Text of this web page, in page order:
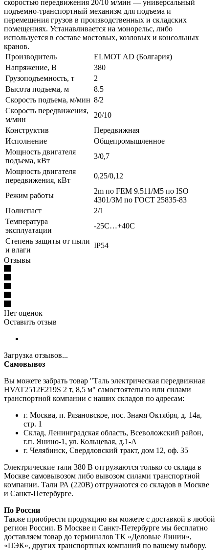
скоростью передвижения 20/10 м/мин — универсальный
подъемно-транспортный механизм для подъема и
перемещения грузов в производственных и складских
помещениях. Устанавливается на монорельс, либо
используется в составе мостовых, козловых и консольных
кранов.
Производитель
ELMOT AD (Болгария)
Напряжение, В
380
Грузоподъемность, т
2
Высота подъема, м
8.5
Скорость подъема, м/мин 8/2
Скорость передвижения,
м/мин
20/10
Конструктив
Передвижная
Исполнение
Общепромышленное
Мощность двигателя
подъема, кВт
3/0,7
Мощность двигателя
передвижения, кВт
0,25/0,12
Режим работы
2m по FEM 9.511/M5 по ISO
4301/3M по ГОСТ 25835-83
Полиспаст
2/1
Температура
эксплуатации
-25С…+40С
Степень защиты от пыли
и влаги
IP54
Отзывы
Нет оценок
Оставить отзыв
Загрузка отзывов...
Самовывоз
Вы можете забрать товар "Таль электрическая передвижная
HVAT2512E219S 2 т, 8,5 м" самостоятельно или силами
транспортной компании с наших складов по адресам:
г. Москва, п. Рязановское, пос. Знамя Октября, д. 14а,
стр. 1
Склад, Ленинградская область, Всеволожский район,
г.п. Янино-1, ул. Кольцевая, д.1-А
г. Челябинск, Свердловский тракт, дом 12, оф. 35
Электрические тали 380 В отгружаются только со склада в
Москве самовывозом либо вывозом силами транспортной
компании. Тали РА (220В) отгружаются со складов в Москве
и Санкт-Петербурге.
По России
Также приобрести продукцию вы можете с доставкой в любой
регион России. В Москве и Санкт-Петербурге мы бесплатно
доставляем товар до терминалов ТК «Деловые Линии»,
«ПЭК», других транспортных компаний по вашему выбору.